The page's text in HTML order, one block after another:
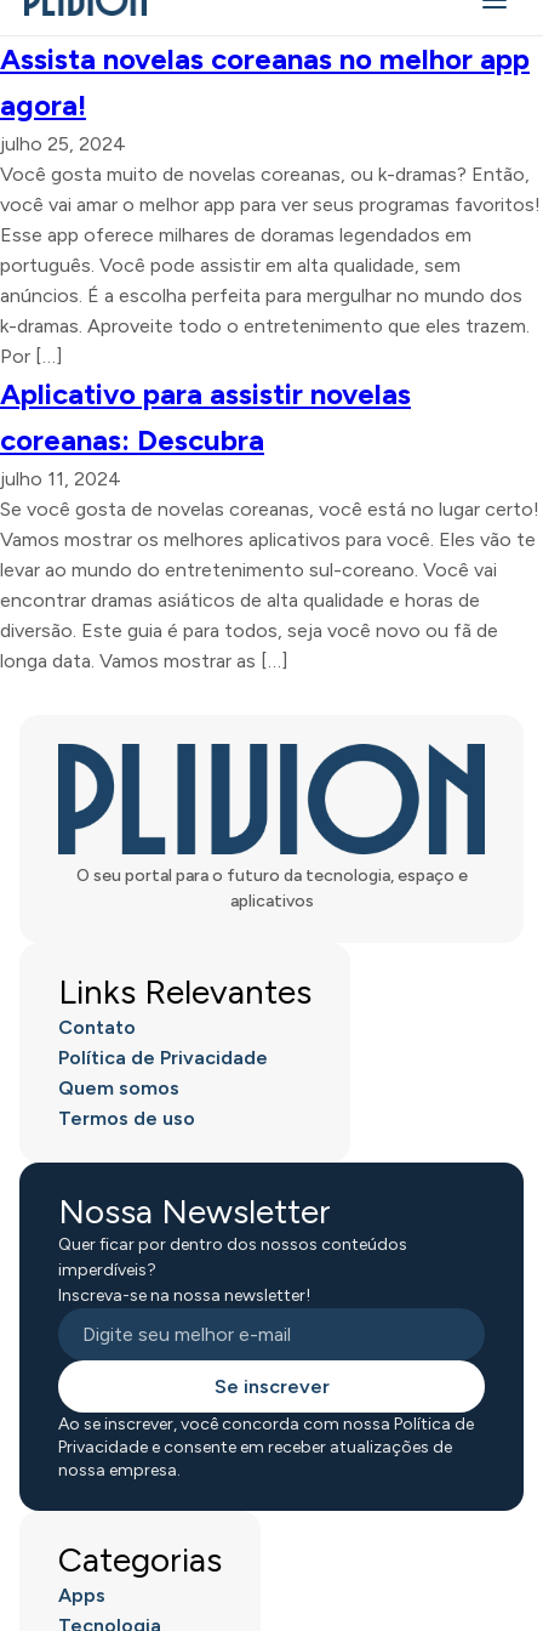
Assista novelas coreanas no melhor app
agora!
julho 25, 2024
Você gosta muito de novelas coreanas, ou k-dramas? Então,
você vai amar o melhor app para ver seus programas favoritos!
Esse app oferece milhares de doramas legendados em
português. Você pode assistir em alta qualidade, sem
anúncios. É a escolha perfeita para mergulhar no mundo dos
k-dramas. Aproveite todo o entretenimento que eles trazem.
Por […]
Aplicativo para assistir novelas
coreanas: Descubra
julho 11, 2024
Se você gosta de novelas coreanas, você está no lugar certo!
Vamos mostrar os melhores aplicativos para você. Eles vão te
levar ao mundo do entretenimento sul-coreano. Você vai
encontrar dramas asiáticos de alta qualidade e horas de
diversão. Este guia é para todos, seja você novo ou fã de
longa data. Vamos mostrar as […]
O seu portal para o futuro da tecnologia, espaço e
aplicativos
Links Relevantes
Contato
Política de Privacidade
Quem somos
Termos de uso
Nossa Newsletter
Quer ficar por dentro dos nossos conteúdos
imperdíveis?
Inscreva-se na nossa newsletter!
Se inscrever
Ao se inscrever, você concorda com nossa Política de
Privacidade e consente em receber atualizações de
nossa empresa.
Categorias
Apps
Tecnologia